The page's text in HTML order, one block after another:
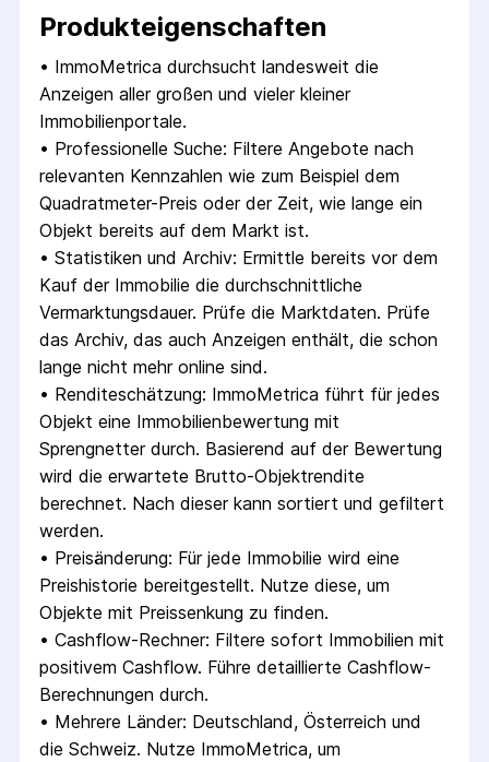
Produkt­eigenschaften
• ImmoMetrica durchsucht landesweit die
Anzeigen aller großen und vieler kleiner
Immobilienportale.
• Professionelle Suche: Filtere Angebote nach
relevanten Kennzahlen wie zum Beispiel dem
Quadratmeter-Preis oder der Zeit, wie lange ein
Objekt bereits auf dem Markt ist.
• Statistiken und Archiv: Ermittle bereits vor dem
Kauf der Immobilie die durchschnittliche
Vermarktungsdauer. Prüfe die Marktdaten. Prüfe
das Archiv, das auch Anzeigen enthält, die schon
lange nicht mehr online sind.
• Renditeschätzung: ImmoMetrica führt für jedes
Objekt eine Immobilienbewertung mit
Sprengnetter durch. Basierend auf der Bewertung
wird die erwartete Brutto-Objektrendite
berechnet. Nach dieser kann sortiert und gefiltert
werden.
• Preisänderung: Für jede Immobilie wird eine
Preishistorie bereitgestellt. Nutze diese, um
Objekte mit Preissenkung zu finden.
• Cashflow-Rechner: Filtere sofort Immobilien mit
positivem Cashflow. Führe detaillierte Cashflow-
Berechnungen durch.
• Mehrere Länder: Deutschland, Österreich und
die Schweiz. Nutze ImmoMetrica, um